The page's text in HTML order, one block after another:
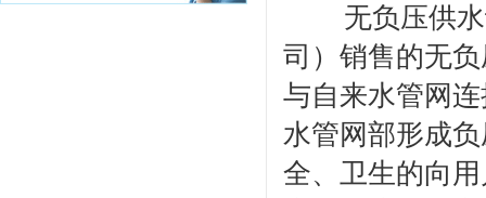
无负压供水
司）销售的无
与自来水管网
水管网部形成
全、卫生的向